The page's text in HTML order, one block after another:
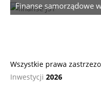
Finanse samorządowe
Wszystkie prawa
Inwestycji 2026